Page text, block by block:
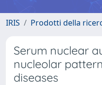
IRIS Prodotti della
Serum nuclear
nucleolar
diseases